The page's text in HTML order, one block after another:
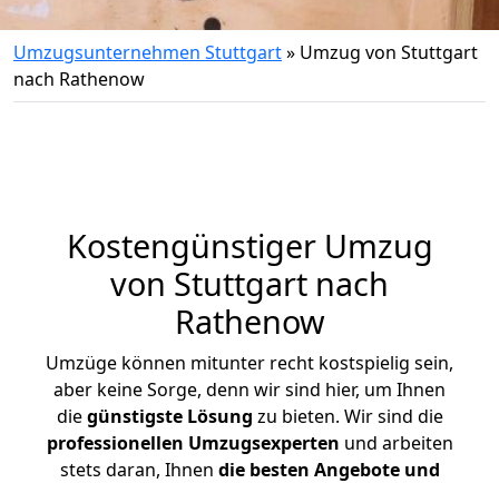
Umzugsunternehmen Stuttgart» Umzug von Stuttgart
nach Rathenow
Kostengünstiger Umzug
von Stuttgart nach
Rathenow
Umzüge können mitunter recht kostspielig sein,
aber keine Sorge, denn wir sind hier, um Ihnen
diegünstigste Lösung zu bieten. Wir sind die
professionellen Umzugsexperten und arbeiten
stets daran, Ihnen die besten Angebote und